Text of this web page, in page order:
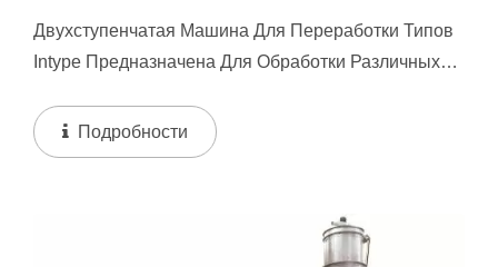
Двухступенчатая Машина Для Переработки Типов
Intype Предназначена Для Обработки Различных
Подробности